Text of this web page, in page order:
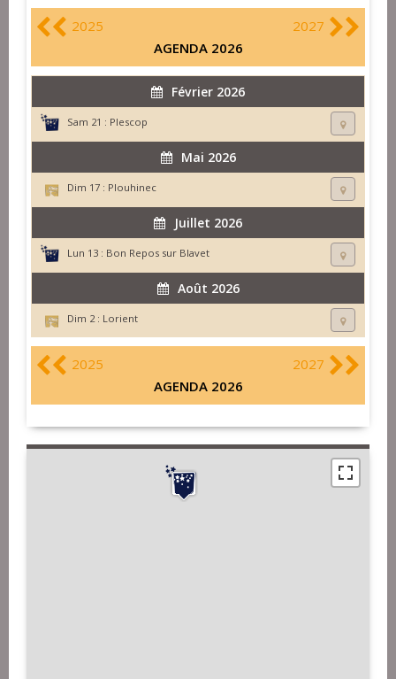
2025
2027
AGENDA 2026
Février 2026
Sam 21 : Plescop
Mai 2026
Dim 17 : Plouhinec
Juillet 2026
Lun 13 : Bon Repos sur Blavet
Août 2026
Dim 2 : Lorient
2025
2027
AGENDA 2026